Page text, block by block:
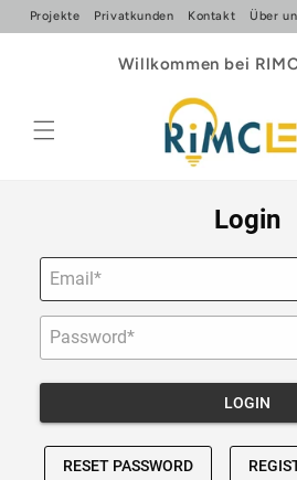
zum
Projekte Privatkunden Kontakt Über
Willkommen bei